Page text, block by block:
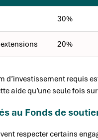
30%
20%
d’investissement requis
aide qu’une seule fois
au Fonds de
respecter certains